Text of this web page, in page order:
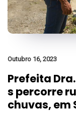
Outubro 16, 2023
Prefeita
s percorre
chuvas, em